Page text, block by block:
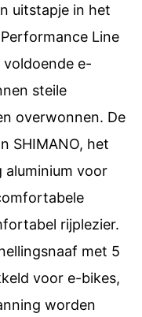
uitstapje in het
Line
e-
steile
overwonnen. De
SHIMANO, het
aluminium voor
rijplezier.
met 5
voor e-bikes,
worden